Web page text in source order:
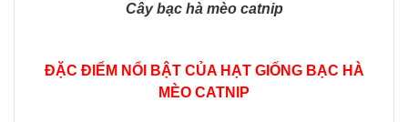
Cây bạc hà mèo catnip
ĐẶC ĐIỂM NỔI BẬT CỦA HẠT GIỐNG BẠC HÀ
MÈO CATNIP